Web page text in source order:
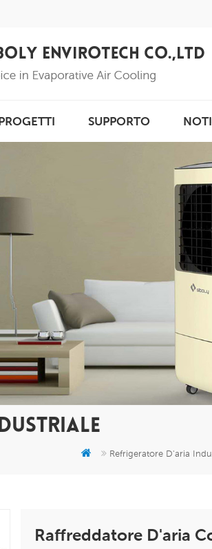
SUPPORTO
Refrigeratore D'aria
Raffreddatore D'aria